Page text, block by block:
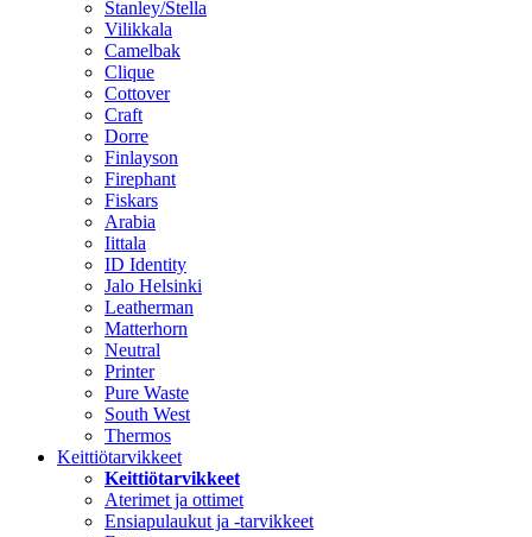
Stanley/Stella
Vilikkala
Camelbak
Clique
Cottover
Craft
Dorre
Finlayson
Firephant
Fiskars
Arabia
Iittala
ID Identity
Jalo Helsinki
Leatherman
Matterhorn
Neutral
Printer
Pure Waste
South West
Thermos
Keittiötarvikkeet
Keittiötarvikkeet
Aterimet ja ottimet
Ensiapulaukut ja -tarvikkeet